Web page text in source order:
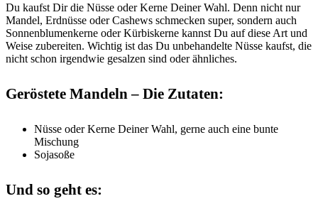
Du kaufst Dir die Nüsse oder Kerne Deiner Wahl. Denn nicht nur
Mandel, Erdnüsse oder Cashews schmecken super, sondern auch
Sonnenblumenkerne oder Kürbiskerne kannst Du auf diese Art und
Weise zubereiten. Wichtig ist das Du unbehandelte Nüsse kaufst, die
nicht schon irgendwie gesalzen sind oder ähnliches.
Geröstete Mandeln – Die Zutaten:
Nüsse oder Kerne Deiner Wahl, gerne auch eine bunte
Mischung
Sojasoße
Und so geht es: